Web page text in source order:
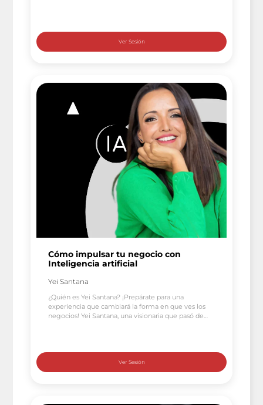
intelligent cloud applications» publicado por O’Reilly
sobre tecnologías Azure serverless […]
Cómo impulsar tu negocio con
Inteligencia artificial
Yei Santana
¿Quién es Yei Santana? ¡Prepárate para una
experiencia que cambiará la forma en que ves los
negocios! Yei Santana, una visionaria que pasó de
inteligencia artificial. Con un impresionante historial,